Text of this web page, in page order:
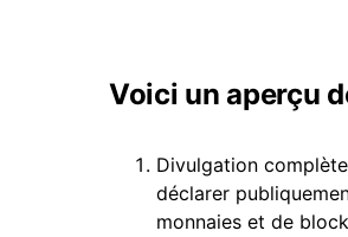
Voici un aperçu
Divulgation
déclarer
monnaies et de